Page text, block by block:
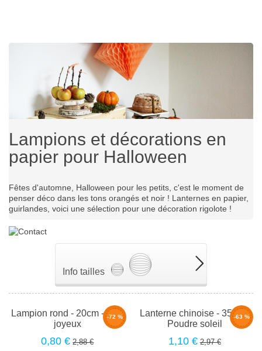
Lampions et décorations en
papier pour Halloween
Fêtes d'automne, Halloween pour les petits, c'est le moment de
penser déco dans les tons orangés et noir ! Lanternes en papier,
guirlandes, voici une sélection pour une décoration rigolote !
Info tailles
-72 %
Lampion rond - 20cm - Gris
joyeux
0,80 € 2,88 €
-63 %
Lanterne chinoise - 35cm -
Poudre soleil
1,10 € 2,97 €